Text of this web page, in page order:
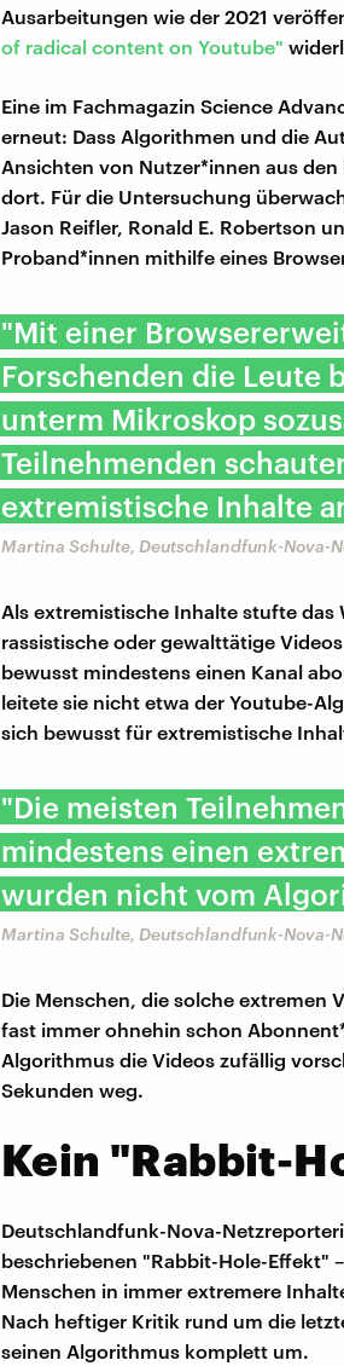
Ausarbeitungen wie der 2021
of radical content on Youtube"
Eine im Fachmagazin Science
erneut: Dass Algorithmen und die
Ansichten von Nutzer*innen aus
dort. Für die Untersuchung
Jason Reifler, Ronald E. Robertson
Proband*innen mithilfe eines
"Mit einer
Forschenden die Leute
unterm Mikroskop
Teilnehmenden
extremistische Inhalte
Martina Schulte, Deutschlandfunk-Nova-
Als extremistische Inhalte stufte
rassistische oder gewalttätige
bewusst mindestens einen Kanal
leitete sie nicht etwa der Youtube-
sich bewusst für extremistische
"Die meisten
mindestens einen
wurden nicht vom
Martina Schulte, Deutschlandfunk-Nova-
Die Menschen, die solche extremen
fast immer ohnehin schon
Algorithmus die Videos zufällig
Sekunden weg.
Kein "Rabbit-
Deutschlandfunk-Nova-
beschriebenen "Rabbit-Hole-Effekt"
Menschen in immer extremere
Nach heftiger Kritik rund um die
seinen Algorithmus komplett um.